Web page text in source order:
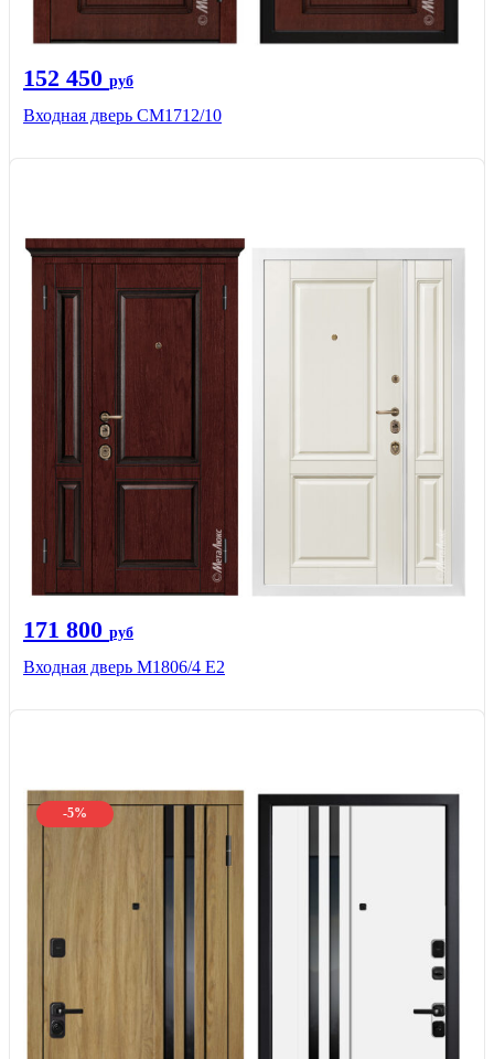
152 450 руб
Входная дверь CМ1712/10
171 800 руб
Входная дверь М1806/4 Е2
-5%